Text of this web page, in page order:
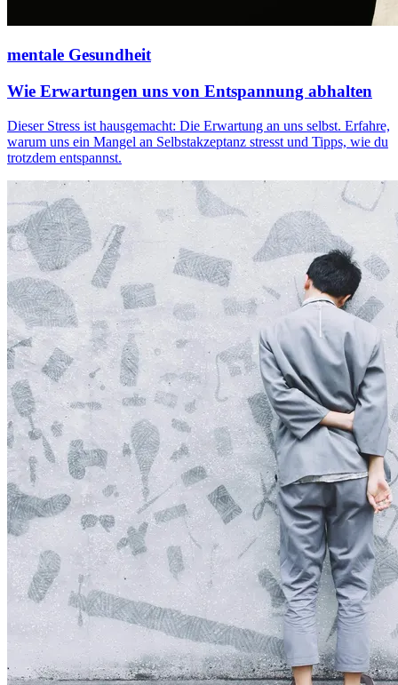
mentale Gesundheit
Wie Erwartungen uns von Entspannung abhalten
Dieser Stress ist hausgemacht: Die Erwartung an uns selbst. Erfahre,
warum uns ein Mangel an Selbstakzeptanz stresst und Tipps, wie du
trotzdem entspannst.